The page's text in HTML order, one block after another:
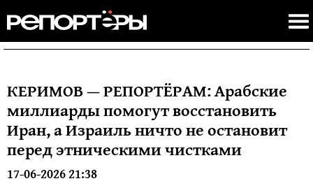
КЕРИМОВ — РЕПОРТЁРАМ: Арабские
миллиарды помогут восстановить
Иран, а Израиль ничто не остановит
перед этническими чистками
17-06-2026 21:38